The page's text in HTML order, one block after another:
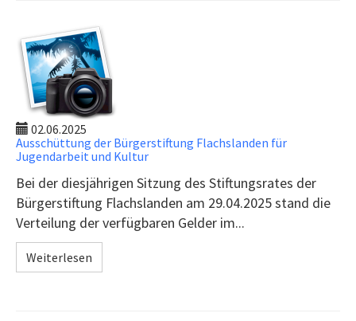
02.06.2025
Ausschüttung der Bürgerstiftung Flachslanden für
Jugendarbeit und Kultur
Bei der diesjährigen Sitzung des Stiftungsrates der
Bürgerstiftung Flachslanden am 29.04.2025 stand die
Verteilung der verfügbaren Gelder im...
Weiterlesen